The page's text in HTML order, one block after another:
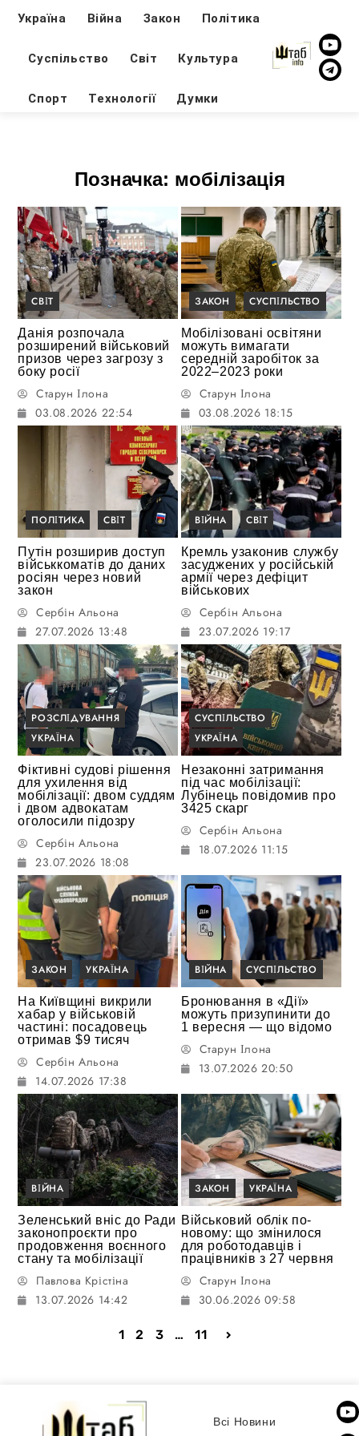
Україна Війна Закон Політика
Суспільство Світ Культура
Спорт Технології Думки
Позначка: мобілізація
СВІТ
Данія розпочала
розширений військовий
призов через загрозу з
боку росії
Старун Ілона
03.08.2026 22:54
ЗАКОН СУСПІЛЬСТВО
Мобілізовані освітяни
можуть вимагати
середній заробіток за
2022–2023 роки
Старун Ілона
03.08.2026 18:15
ПОЛІТИКА СВІТ
Путін розширив доступ
військкоматів до даних
росіян через новий
закон
Сербін Альона
27.07.2026 13:48
ВІЙНА СВІТ
Кремль узаконив службу
засуджених у російській
армії через дефіцит
військових
Сербін Альона
23.07.2026 19:17
РОЗСЛІДУВАННЯ
УКРАЇНА
Фіктивні судові рішення
для ухилення від
мобілізації: двом суддям
і двом адвокатам
оголосили підозру
Сербін Альона
23.07.2026 18:08
СУСПІЛЬСТВО
УКРАЇНА
Незаконні затримання
під час мобілізації:
Лубінець повідомив про
3425 скарг
Сербін Альона
18.07.2026 11:15
ЗАКОН УКРАЇНА
На Київщині викрили
хабар у військовій
частині: посадовець
отримав $9 тисяч
Сербін Альона
14.07.2026 17:38
ВІЙНА СУСПІЛЬСТВО
Бронювання в «Дії»
можуть призупинити до
1 вересня — що відомо
Старун Ілона
13.07.2026 20:50
ВІЙНА
Зеленський вніс до Ради
законопроєкти про
продовження воєнного
стану та мобілізації
Павлова Крістіна
13.07.2026 14:42
ЗАКОН УКРАЇНА
Військовий облік по-
новому: що змінилося
для роботодавців і
працівників з 27 червня
Старун Ілона
30.06.2026 09:58
1 2 3 … 11
Всі Новини